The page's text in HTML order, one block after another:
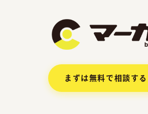
まずは無料で相談する